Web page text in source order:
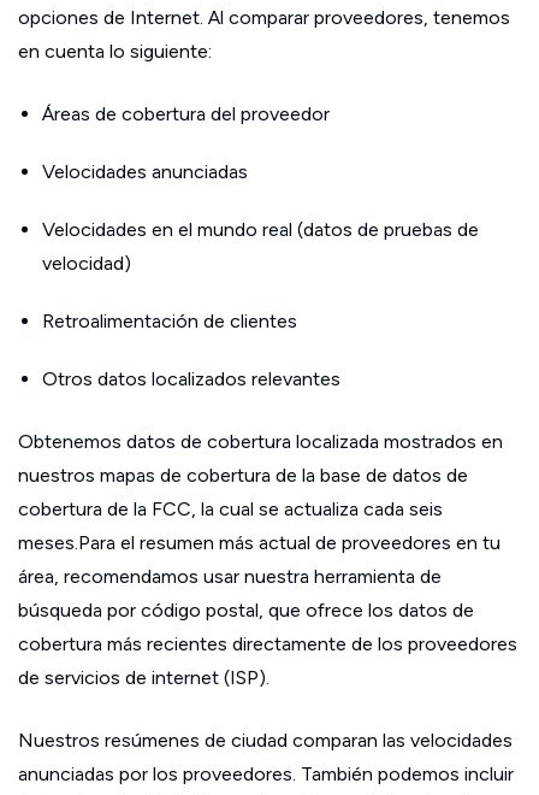
opciones de Internet. Al comparar proveedores, tenemos
en cuenta lo siguiente:
Áreas de cobertura del proveedor
Velocidades anunciadas
Velocidades en el mundo real (datos de pruebas de
velocidad)
Retroalimentación de clientes
Otros datos localizados relevantes
Obtenemos datos de cobertura localizada mostrados en
nuestros mapas de cobertura de la base de datos de
cobertura de la FCC, la cual se actualiza cada seis
meses.Para el resumen más actual de proveedores en tu
área, recomendamos usar nuestra herramienta de
búsqueda por código postal, que ofrece los datos de
cobertura más recientes directamente de los proveedores
de servicios de internet (ISP).
Nuestros resúmenes de ciudad comparan las velocidades
anunciadas por los proveedores. También podemos incluir